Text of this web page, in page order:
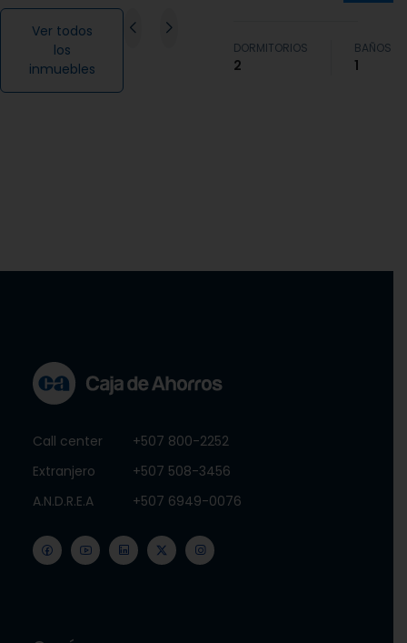
Ver todos
los
inmuebles
DORMITORIOS
2
BAÑOS
1
Call center
+507 800-2252
Extranjero
+507 508-3456
A.N.D.R.E.A
+507 6949-0076